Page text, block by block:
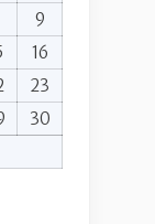
9
16
23
30